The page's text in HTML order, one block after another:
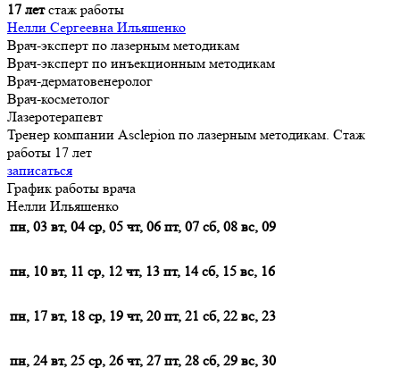
17 летстаж работы
Нелли Сергеевна Ильяшенко
Врач-эксперт по лазерным методикам
Врач-эксперт по инъекционным методикам
Врач-дерматовенеролог
Врач-косметолог
Лазеротерапевт
Тренер компании Asclepion по лазерным методикам. Стаж
работы 17 лет
записаться
График работы врача
Нелли Ильяшенко
пн, 03 вт, 04 ср, 05 чт, 06 пт, 07 сб, 08 вс, 09
пн, 10 вт, 11 ср, 12 чт, 13 пт, 14 сб, 15 вс, 16
пн, 17 вт, 18 ср, 19 чт, 20 пт, 21 сб, 22 вс, 23
пн, 24 вт, 25 ср, 26 чт, 27 пт, 28 сб, 29 вс, 30